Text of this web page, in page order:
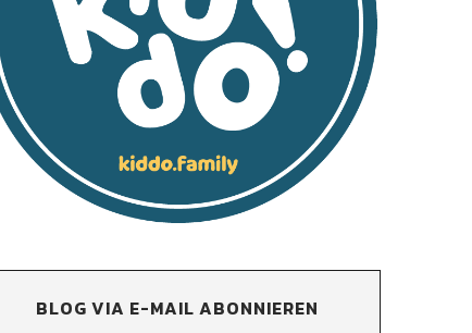
BLOG VIA E-MAIL ABONNIEREN